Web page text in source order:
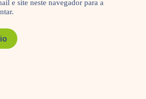
e site neste navegador para a